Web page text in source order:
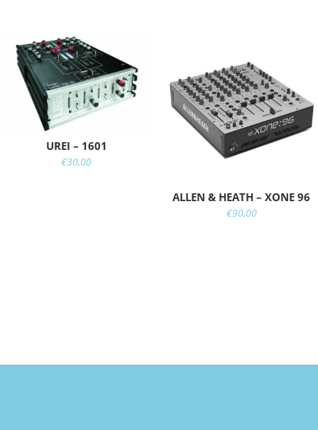
UREI – 1601
€30,00
ALLEN & HEATH – XONE 96
€90,00